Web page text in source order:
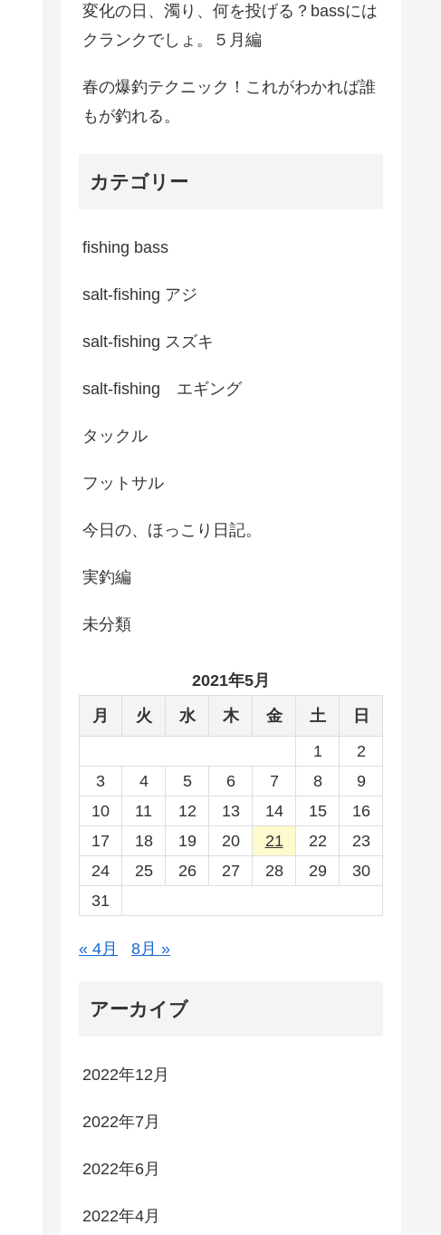
変化の日、濁り、何を投げる？bassには
クランクでしょ。５月編
春の爆釣テクニック！これがわかれば誰
もが釣れる。
カテゴリー
fishing bass
salt-fishing アジ
salt-fishing スズキ
salt-fishing エギング
タックル
フットサル
今日の、ほっこり日記。
実釣編
未分類
2021年5月
月
火 水 木 金 土
日
1
2
3
4 5 6 7 8
9
10
11 12 13 14 15
16
17
18 19 20 21 22
23
24
25 26 27 28 29
30
31
« 4月 8月 »
アーカイブ
2022年12月
2022年7月
2022年6月
2022年4月